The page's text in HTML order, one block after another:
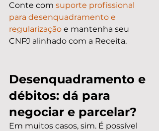
Conte com suporte profissional
para desenquadramento e
regularização e mantenha seu
CNPJ alinhado com a Receita.
Desenquadramento e
débitos: dá para
negociar e parcelar?
Em muitos casos, sim. É possível